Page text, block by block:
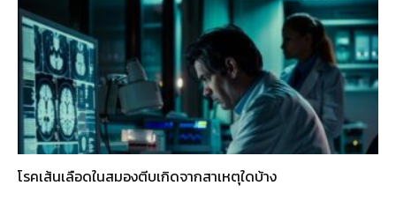
โรคเส้นเลือดในสมองตีบเกิดจากสาเหตุใดบ้าง